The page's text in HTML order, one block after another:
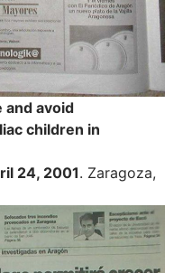
and avoid
children in
24, 2001. Zaragoza,